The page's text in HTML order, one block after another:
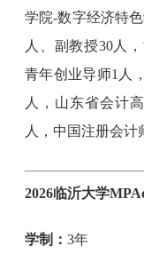
学院-数字经济特
人、副教授30人
青年创业导师1人
人，山东省会计
人，中国注册会计
2026临沂大学
学制：3年